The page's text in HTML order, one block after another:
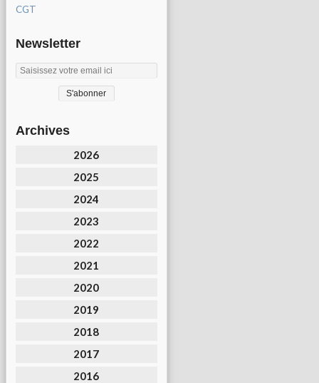
CGT
Newsletter
Archives
2026
2025
2024
2023
2022
2021
2020
2019
2018
2017
2016